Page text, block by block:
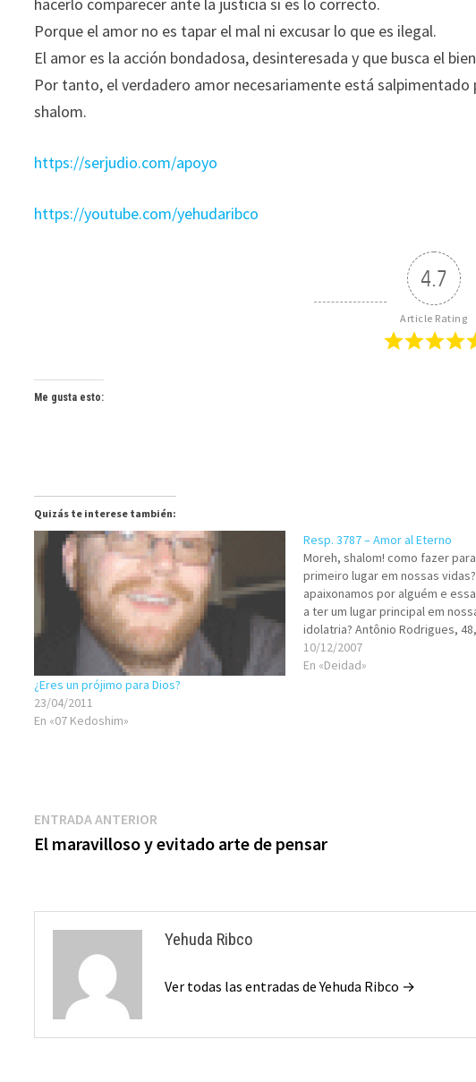
Porque el amor no es tapar el mal ni excusar lo que es ilegal.
El amor es la acción bondadosa, desinteresada y que busca el
Por tanto, el verdadero amor necesariamente está
shalom.
https://serjudio.com/apoyo
https://youtube.com/yehudaribco
4.7
Article Rating
Me gusta esto:
Quizás te interese también:
¿Eres un prójimo para Dios?
23/04/2011
En «07 Kedoshim»
Resp. 3787 – Amor al Eterno
Moreh, shalom! como fazer
primeiro lugar em nossas
apaixonamos por alguém e
a ter um lugar principal em
idolatria? Antônio Rodrigues,
Goiânia-Brasil Shalom apreciado
que usted y todo lo suyo…
10/12/2007
En «Deidad»
Navegación
de
ENTRADA ANTERIOR
anterior:
El maravilloso y evitado arte de pensar
Yehuda Ribco
Ver todas las entradas de Yehuda Ribco →